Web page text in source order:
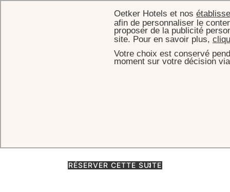
CHAMBRES & SUITES JUNIOR SUITE CORNER
RÉSERVER CETTE SUITE
Oetker Hotels et nos
afin de personnaliser le
proposer de la publicité
site. Pour en savoir plus,
Votre choix est conservé
moment sur votre décision